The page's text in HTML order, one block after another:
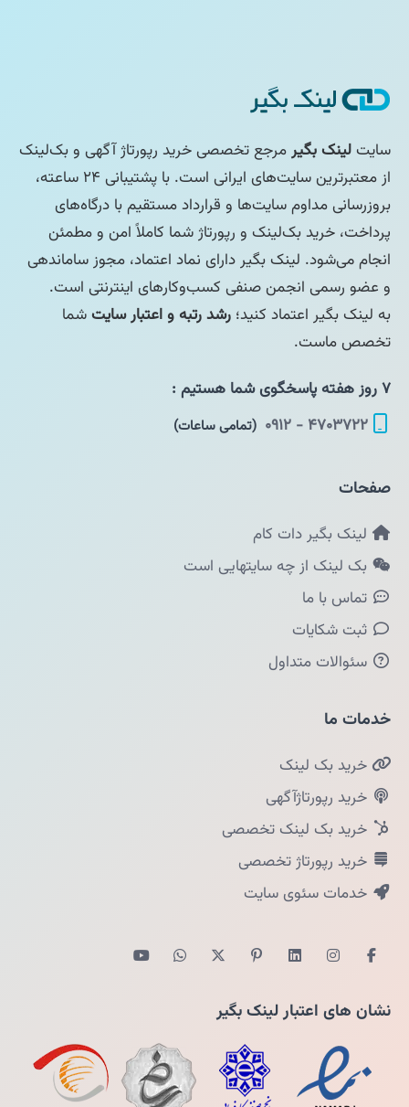
سایتلینک بگیرمرجع تخصصی خرید رپورتاژ آگهی و بک‌لینک
از معتبرترین سایت‌های ایرانی است. با پشتیبانی ۲۴ ساعته،
بروزرسانی مداوم سایت‌ها و قرارداد مستقیم با درگاه‌های
پرداخت، خرید بک‌لینک و رپورتاژ شما کاملاً امن و مطمئن
انجام می‌شود. لینک بگیر دارای نماد اعتماد، مجوز ساماندهی
و عضو رسمی انجمن صنفی کسب‌وکارهای اینترنتی است.
به لینک بگیر اعتماد کنید؛ رشد رتبه و اعتبار سایتشما
تخصص ماست.
۷ روز هفته پاسخگوی شما هستیم :
۴۷۰۳۷۲۲ - ۰۹۱۲
(تمامی ساعات)
صفحات
لینک بگیر دات کام
بک لینک از چه سایتهایی است
تماس با ما
ثبت شکایات
سئوالات متداول
خدمات ما
خرید بک لینک
خرید رپورتاژآگهی
خرید بک لینک تخصصی
خرید رپورتاژ تخصصی
خدمات سئوی سایت
نشان های اعتبار لینک بگیر